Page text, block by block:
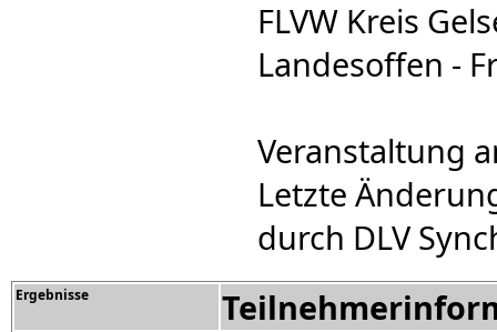
FLVW Kreis
Landesoffen -
Veranstaltung
Letzte
durch DLV
Ergebnisse